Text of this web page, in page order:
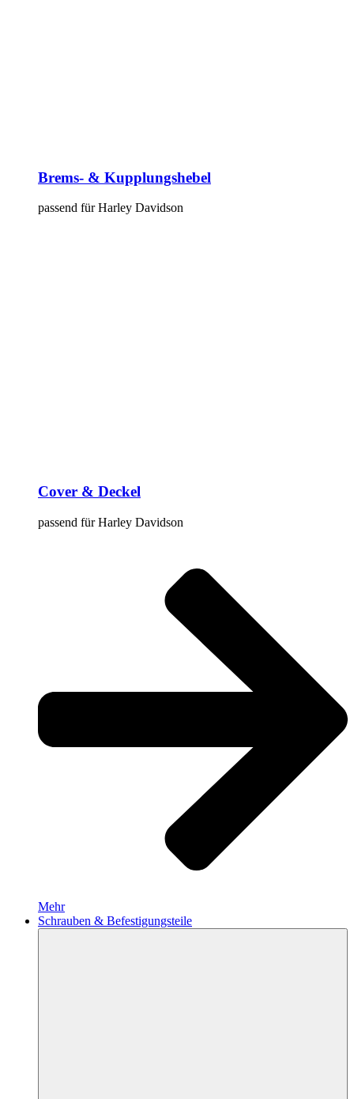
Brems- & Kupplungshebel
passend für Harley Davidson
Cover & Deckel
passend für Harley Davidson
Mehr
Schrauben & Befestigungsteile